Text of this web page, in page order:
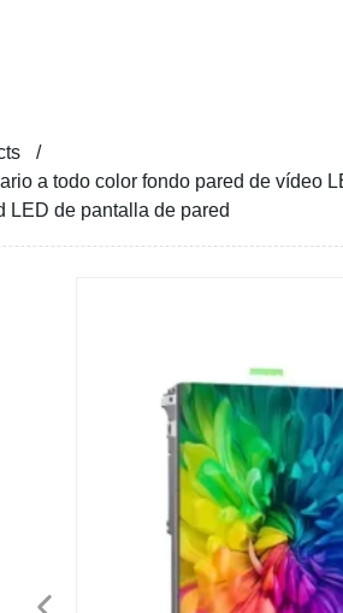
a todo color fondo pared de
LED de pantalla de pared